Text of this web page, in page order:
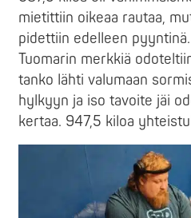
mietittiin oikeaa rautaa,
pidettiin edelleen
Tuomarin merkkiä
tanko lähti valumaan
hylkyyn ja iso tavoite jäi
kertaa. 947,5 kiloa